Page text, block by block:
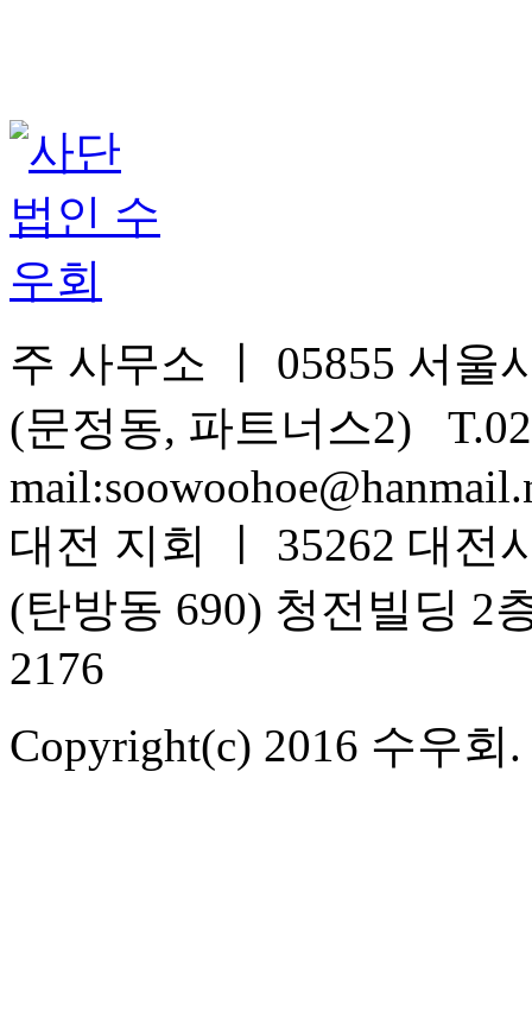
주 사무소 ㅣ 05855 서울
(문정동, 파트너스2)
대전 지회 ㅣ 35262 대전
(탄방동 690) 청전빌딩 2
2176
Copyright(c) 2016 수우회